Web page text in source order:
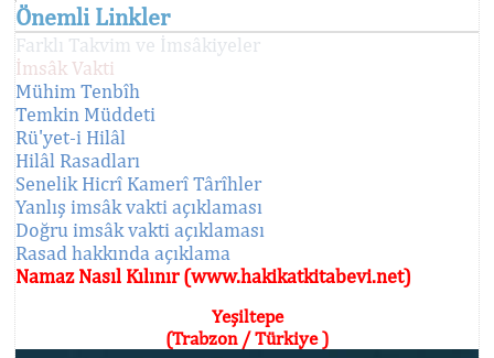
Önemli Linkler
Farklı Takvim ve İmsâkiyeler
İmsâk Vakti
Mühim Tenbîh
Temkin Müddeti
Rü'yet-i Hilâl
Hilâl Rasadları
Senelik Hicrî Kamerî Târîhler
Yanlış imsâk vakti açıklaması
Doğru imsâk vakti açıklaması
Rasad hakkında açıklama
Namaz Nasıl Kılınır (www.hakikatkitabevi.net)
Yeşiltepe
(Trabzon / Türkiye )